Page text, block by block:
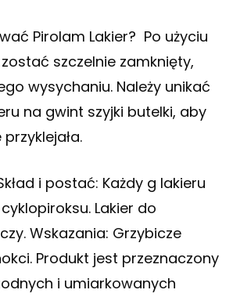
Pirolam Lakier? Po użyciu
szczelnie zamknięty,
wysychaniu. Należy unikać
na gwint szyjki butelki, aby
i postać: Każdy g lakieru
Lakier do
Wskazania: Grzybicze
Produkt jest przeznaczony
i umiarkowanych